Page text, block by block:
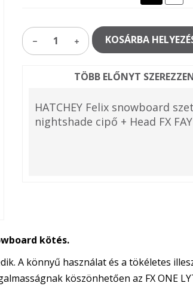
1 KOSÁRBA
TÖBB ELŐNYT
HATCHEY Felix snowboard
nightshade cipő + Head FX
kötés.
A könnyű használat és a tökéletes
köszönhetően az FX ONE